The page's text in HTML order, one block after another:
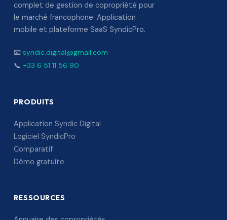
complet de gestion de copropriété pour
le marché francophone. Application
mobile et plateforme SaaS SyndicPro.
📧 syndic.digital@gmail.com
📞 +33 6 51 11 56 90
PRODUITS
Application Syndic Digital
Logiciel SyndicPro
Comparatif
Démo gratuite
RESSOURCES